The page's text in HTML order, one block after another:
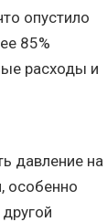
опустило
85%
расходы и
давление на
особенно